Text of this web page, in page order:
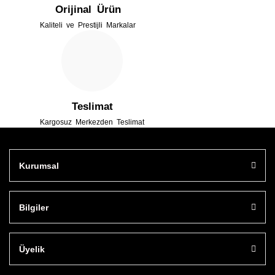
Orijinal Ürün
Kaliteli ve Prestijli Markalar
Teslimat
Kargosuz Merkezden Teslimat
Kurumsal
Bilgiler
Üyelik